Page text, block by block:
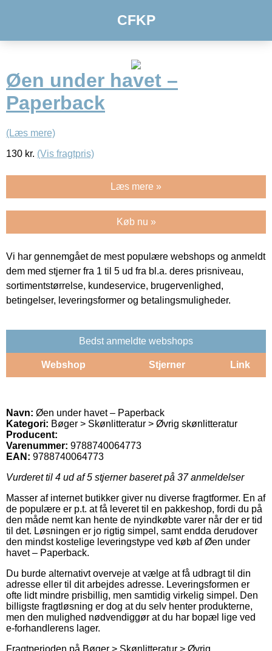
CFKP
Øen under havet –
Paperback
(Læs mere)
130 kr. (Vis fragtpris)
Læs mere »
Køb nu »
Vi har gennemgået de mest populære webshops og anmeldt
dem med stjerner fra 1 til 5 ud fra bl.a. deres prisniveau,
sortimentstørrelse, kundeservice, brugervenlighed,
betingelser, leveringsformer og betalingsmuligheder.
Bedst anmeldte webshops
Webshop Stjerner Link
Navn: Øen under havet – Paperback
Kategori: Bøger > Skønlitteratur > Øvrig skønlitteratur
Producent:
Varenummer: 9788740064773
EAN: 9788740064773
Vurderet til 4 ud af 5 stjerner baseret på 37anmeldelser
Masser af internet butikker giver nu diverse fragtformer. En af
de populære er p.t. at få leveret til en pakkeshop, fordi du på
den måde nemt kan hente de nyindkøbte varer når der er tid
til det. Løsningen er jo rigtig simpel, samt endda derudover
den mindst kostelige leveringstype ved køb af Øen under
havet – Paperback.
Du burde alternativt overveje at vælge at få udbragt til din
adresse eller til dit arbejdes adresse. Leveringsformen er
ofte lidt mindre prisbillig, men samtidig virkelig simpel. Den
billigste fragtløsning er dog at du selv henter produkterne,
men den mulighed nødvendiggør at du har bopæl lige ved
e-forhandlerens lager.
Fragtperioden på Bøger > Skønlitteratur > Øvrig